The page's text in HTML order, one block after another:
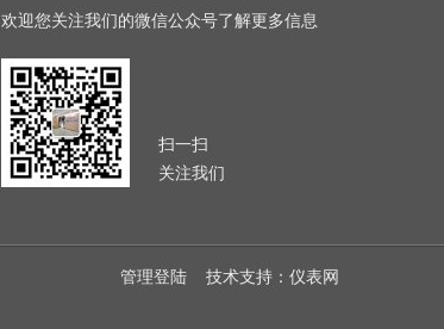
欢迎您关注我们的微信公众号了解更多信息
扫一扫
关注我们
管理登陆 技术支持： 仪表网